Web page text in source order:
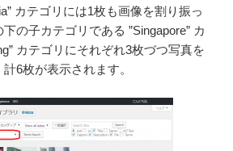
カテゴリには1枚も画像を割り振っ
の子カテゴリである ”Singapore” カ
カテゴリにそれぞれ3枚づつ写真を
6枚が表示されます。